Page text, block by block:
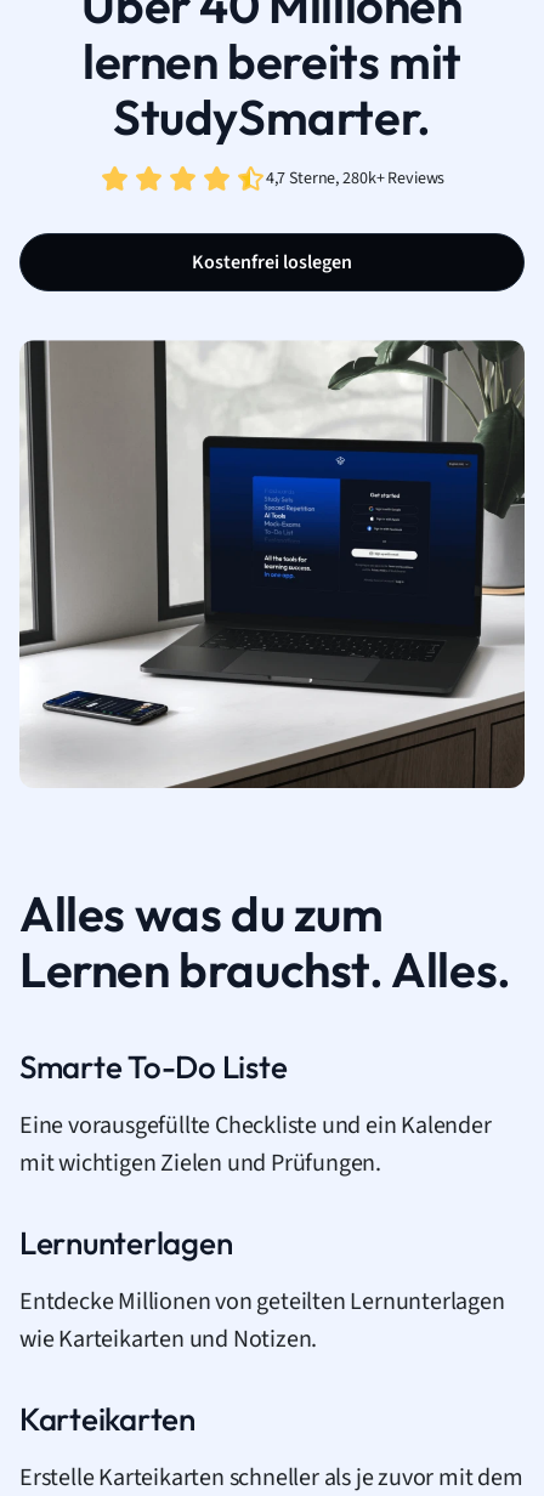
lernen bereits mit
StudySmarter.
4,7 Sterne, 280k+ Reviews
Kostenfrei loslegen
Alles was du zum
Lernen brauchst. Alles.
Smarte To-Do Liste
Eine vorausgefüllte Checkliste und ein Kalender
mit wichtigen Zielen und Prüfungen.
Lernunterlagen
Entdecke Millionen von geteilten Lernunterlagen
wie Karteikarten und Notizen.
Karteikarten
Erstelle Karteikarten schneller als je zuvor mit dem